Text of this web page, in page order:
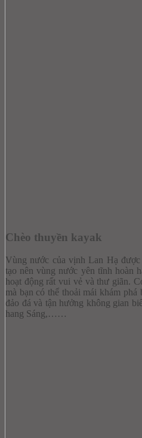
Chèo thuyền kayak
Vùng nước của vịnh Lan Hạ
tạo nên vùng nước yên tĩnh hoàn
hoạt động rất vui vẻ và thư giãn.
mà bạn có thể thoải mái khám phá
đảo đá và tận hưởng không gian
hang Sáng,……